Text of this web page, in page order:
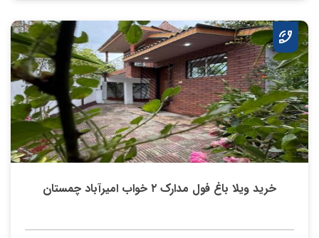
خرید ویلا باغ فول مدارک ۲ خواب امیرآباد چمستان